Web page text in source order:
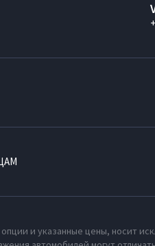
и указанные цены, носит